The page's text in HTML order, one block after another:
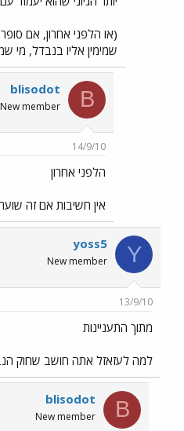
(או הלפני אחרון, אם
שמימין אליו בנבדל, מי
B
blisodot
New member
14/9/10
הלפני אחרון
אין חשיבות אם זה
Y
yoss5
New member
13/9/10
מתוך התעניינות
למה לעזאזל אתה חושב שחוק
B
blisodot
New member